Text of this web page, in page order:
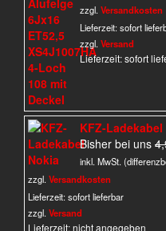
zzgl. Versandkosten
Lieferzeit:sofort
zzgl. Versand
Lieferzeit: sofort
KFZ-
Bisher bei uns
inkl. MwSt.
zzgl. Versandkosten
Lieferzeit:sofort lieferbar
zzgl. Versand
Lieferzeit: nicht angegeben